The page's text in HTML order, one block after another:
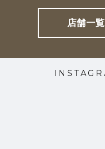
店舗一